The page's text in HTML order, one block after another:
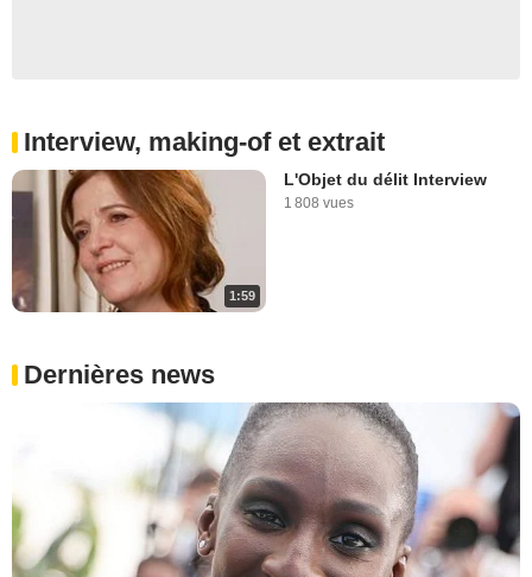
Interview, making-of et extrait
1:59
L'Objet du délit Interview
1 808 vues
Dernières news